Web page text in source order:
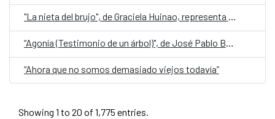
"La nieta del brujo", de Graciela Huinao, representa a Chile en la quinta edición de Cuentos en Red
“Agonía (Testimonio de un árbol)", de José Pablo Bejarano, representa a Guatemala en la quinta edición de Cuentos en Red
“Ahora que no somos demasiado viejos todavía”
Showing 1 to 20 of 1,775 entries.